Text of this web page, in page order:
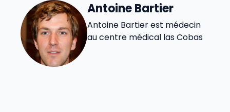
Antoine Bartier
Antoine Bartier est médecin
au centre médical las Cobas